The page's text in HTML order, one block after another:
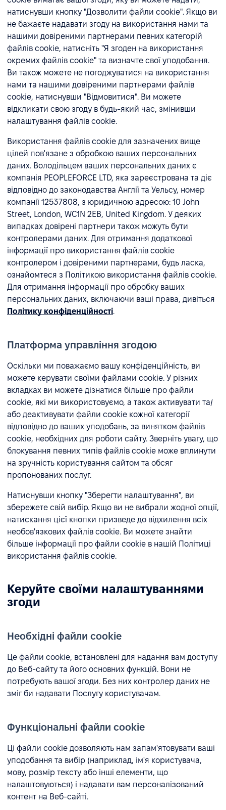
натиснувши кнопку "Дозволити файли cookie". Якщо ви
не бажаєте надавати згоду на використання нами та
нашими довіреними партнерами певних категорій
файлів cookie, натисніть "Я згоден на використання
окремих файлів cookie" та визначте свої уподобання.
Ви також можете не погоджуватися на використання
нами та нашими довіреними партнерами файлів
cookie, натиснувши "Відмовитися". Ви можете
відкликати свою згоду в будь-який час, змінивши
налаштування файлів cookie.
Використання файлів cookie для зазначених вище
цілей пов'язане з обробкою ваших персональних
даних. Володільцем ваших персональних даних є
компанія PEOPLEFORCE LTD, яка зареєстрована та діє
відповідно до законодавства Англії та Уельсу, номер
компанії 12537808, з юридичною адресою: 10 John
Street, London, WC1N 2EB, United Kingdom. У деяких
випадках довірені партнери також можуть бути
контролерами даних. Для отримання додаткової
інформації про використання файлів cookie
контролером і довіреними партнерами, будь ласка,
ознайомтеся з Політикою використання файлів cookie.
Для отримання інформації про обробку ваших
персональних даних, включаючи ваші права, дивіться
Політику конфіденційності.
Платформа управління згодою
Оскільки ми поважаємо вашу конфіденційність, ви
можете керувати своїми файлами cookie. У різних
вкладках ви можете дізнатися більше про файли
cookie, які ми використовуємо, а також активувати та/
або деактивувати файли cookie кожної категорії
відповідно до ваших уподобань, за винятком файлів
cookie, необхідних для роботи сайту. Зверніть увагу, що
блокування певних типів файлів cookie може вплинути
на зручність користування сайтом та обсяг
пропонованих послуг.
Натиснувши кнопку "Зберегти налаштування", ви
збережете свій вибір. Якщо ви не вибрали жодної опції,
натискання цієї кнопки призведе до відхилення всіх
необов'язкових файлів cookie. Ви можете знайти
більше інформації про файли cookie в нашій Політиці
використання файлів cookie.
Керуйте своїми налаштуваннями
згоди
Необхідні файли cookie
Це файли cookie, встановлені для надання вам доступу
до Веб-сайту та його основних функцій. Вони не
потребують вашої згоди. Без них контролер даних не
зміг би надавати Послугу користувачам.
Функціональні файли cookie
Ці файли cookie дозволяють нам запам'ятовувати ваші
уподобання та вибір (наприклад, ім'я користувача,
мову, розмір тексту або інші елементи, що
налаштовуються) і надавати вам персоналізований
контент на Веб-сайті.